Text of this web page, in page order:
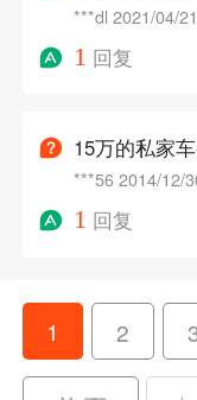
***dl 2021/04/21
1 回复
15万的私家
***56 2014/12/
1 回复
1 2